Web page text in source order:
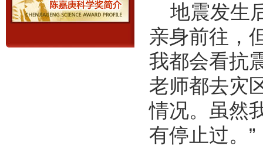
地震发生
亲身前往，
我都会看抗
老师都去灾
情况。虽然
有停止过。”